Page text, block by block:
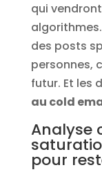
qui
des posts
personnes,
futur. Et les
au cold
Analyse
pour